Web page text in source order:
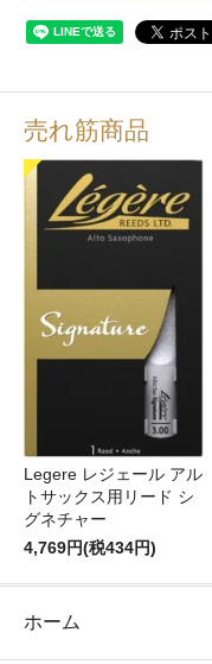
売れ筋商品
Legere レジェール アル
トサックス用リード シ
グネチャー
4,769円(税434円)
ホーム